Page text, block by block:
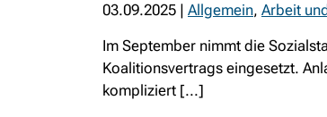
03.09.2025 | Allgemein, Arbeit
Im September nimmt die
Koalitionsvertrags eingesetzt.
kompliziert [...]